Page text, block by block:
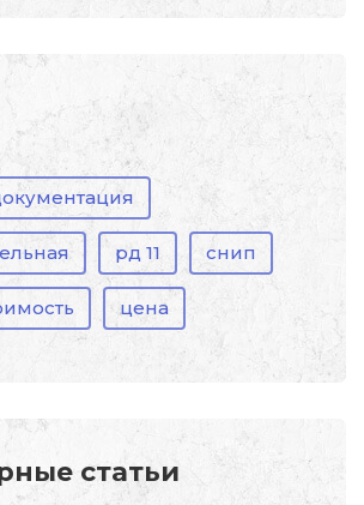
рд 11 снип
цена
статьи